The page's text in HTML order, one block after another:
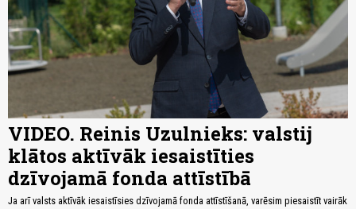
VIDEO. Reinis Uzulnieks: valstij
klātos aktīvāk iesaistīties
dzīvojamā fonda attīstībā
Ja arī valsts aktīvāk iesaistīsies dzīvojamā fonda attīstīšanā, varēsim piesaistīt vairāk